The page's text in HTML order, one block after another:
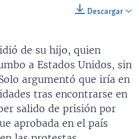
Descargar
de su hijo, quien
a Estados Unidos, sin
argumentó que iría en
tras encontrarse en
salido de prisión por
aprobada en el país